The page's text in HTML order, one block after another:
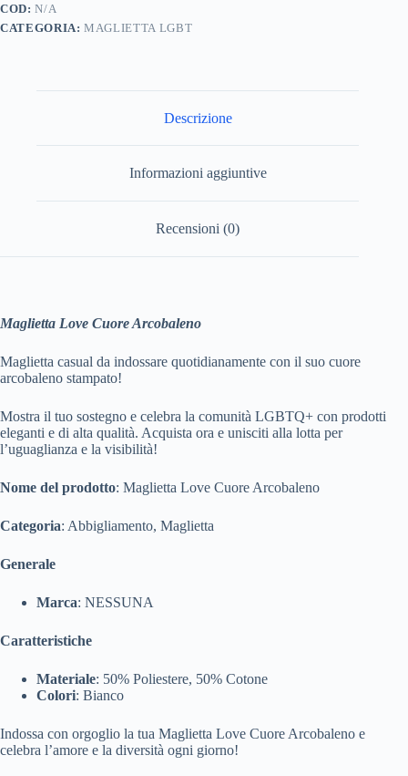
COD:N/A
CATEGORIA:MAGLIETTA LGBT
Descrizione
Informazioni aggiuntive
Recensioni (0)
Maglietta Love Cuore Arcobaleno
Maglietta casual da indossare quotidianamente con il suo cuore
arcobaleno stampato!
Mostra il tuo sostegno e celebra la comunità LGBTQ+ con prodotti
eleganti e di alta qualità. Acquista ora e unisciti alla lotta per
l’uguaglianza e la visibilità!
Nome del prodotto: Maglietta Love Cuore Arcobaleno
Categoria: Abbigliamento, Maglietta
Generale
Marca: NESSUNA
Caratteristiche
Materiale: 50% Poliestere, 50% Cotone
Colori: Bianco
Indossa con orgoglio la tua Maglietta Love Cuore Arcobaleno e
celebra l’amore e la diversità ogni giorno!